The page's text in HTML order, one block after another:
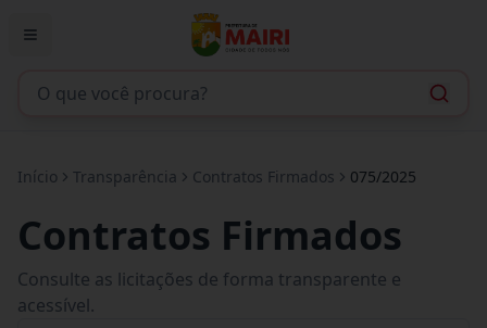
Início Transparência Contratos Firmados 075/2025
Contratos Firmados
Consulte as licitações de forma transparente e
acessível.